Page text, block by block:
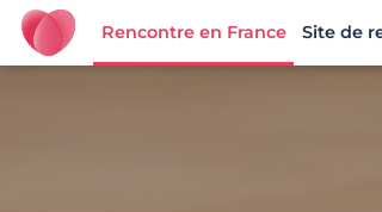
DisonsDemain.fr - Site de rencontres
Rencontre en France Site de